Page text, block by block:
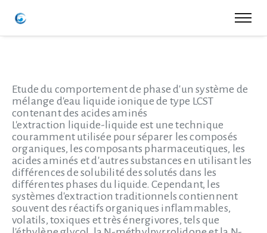
Etude du comportement de phase d'un système de
mélange d'eau liquide ionique de type LCST
contenant des acides aminés
L'extraction liquide-liquide est une technique
couramment utilisée pour séparer les composés
organiques, les composants pharmaceutiques, les
acides aminés et d'autres substances en utilisant les
différences de solubilité des solutés dans les
différentes phases du liquide. Cependant, les
systèmes d'extraction traditionnels contiennent
souvent des réactifs organiques inflammables,
volatils, toxiques et très énergivores, tels que